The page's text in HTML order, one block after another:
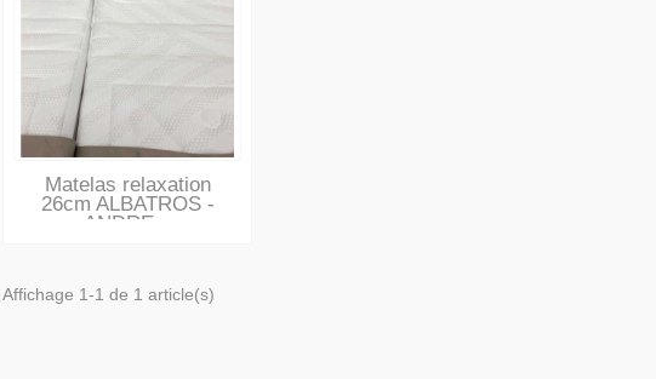
Matelas relaxation
26cm ALBATROS -
ANDRE...
Affichage 1-1 de 1 article(s)